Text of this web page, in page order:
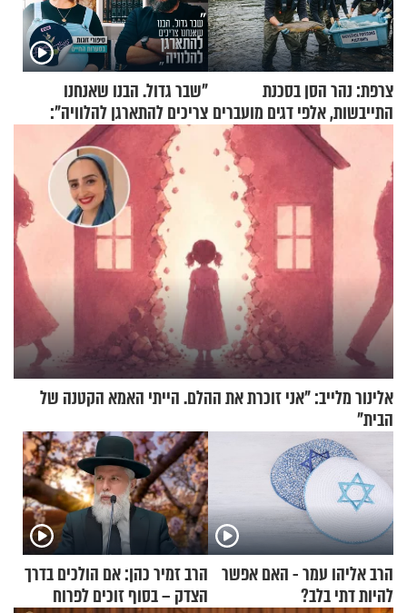
צרפת: נהר הסן בסכנת
התייבשות, אלפי דגים מועברים
במבצעי חילוץ
"שבר גדול. הבנו שאנחנו
צריכים להתארגן להלוויה":
זוגיות במבחן, הפעם עם מרים
וגד דנינו
אלינור מלייב: "אני זוכרת את ההלם. הייתי האמא הקטנה של
הבית"
הרב אליהו עמר - האם אפשר
להיות דתי בלב?
הרב זמיר כהן: אם הולכים בדרך
הצדק – בסוף זוכים לפרוח